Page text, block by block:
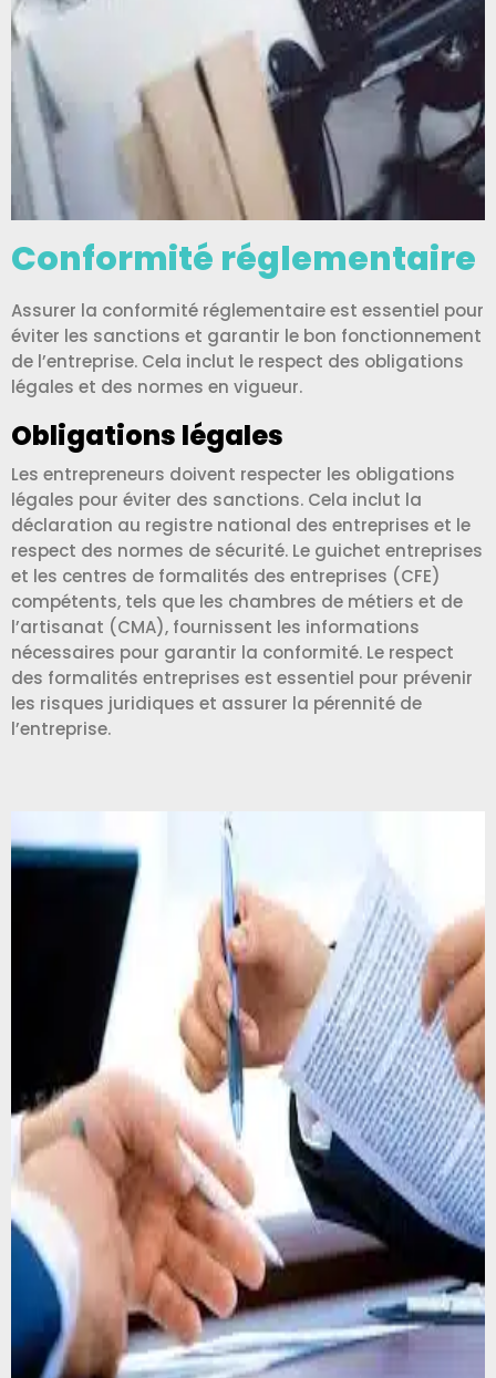
Conformité réglementaire
Assurer la conformité réglementaire est essentiel pour
éviter les sanctions et garantir le bon fonctionnement
de l’entreprise. Cela inclut le respect des obligations
légales et des normes en vigueur.
Obligations légales
Les entrepreneurs doivent respecter les obligations
légales pour éviter des sanctions. Cela inclut la
déclaration au registre national des entreprises et le
respect des normes de sécurité. Le guichet entreprises
et les centres de formalités des entreprises (CFE)
compétents, tels que les chambres de métiers et de
l’artisanat (CMA), fournissent les informations
nécessaires pour garantir la conformité. Le respect
des formalités entreprises est essentiel pour prévenir
les risques juridiques et assurer la pérennité de
l’entreprise.